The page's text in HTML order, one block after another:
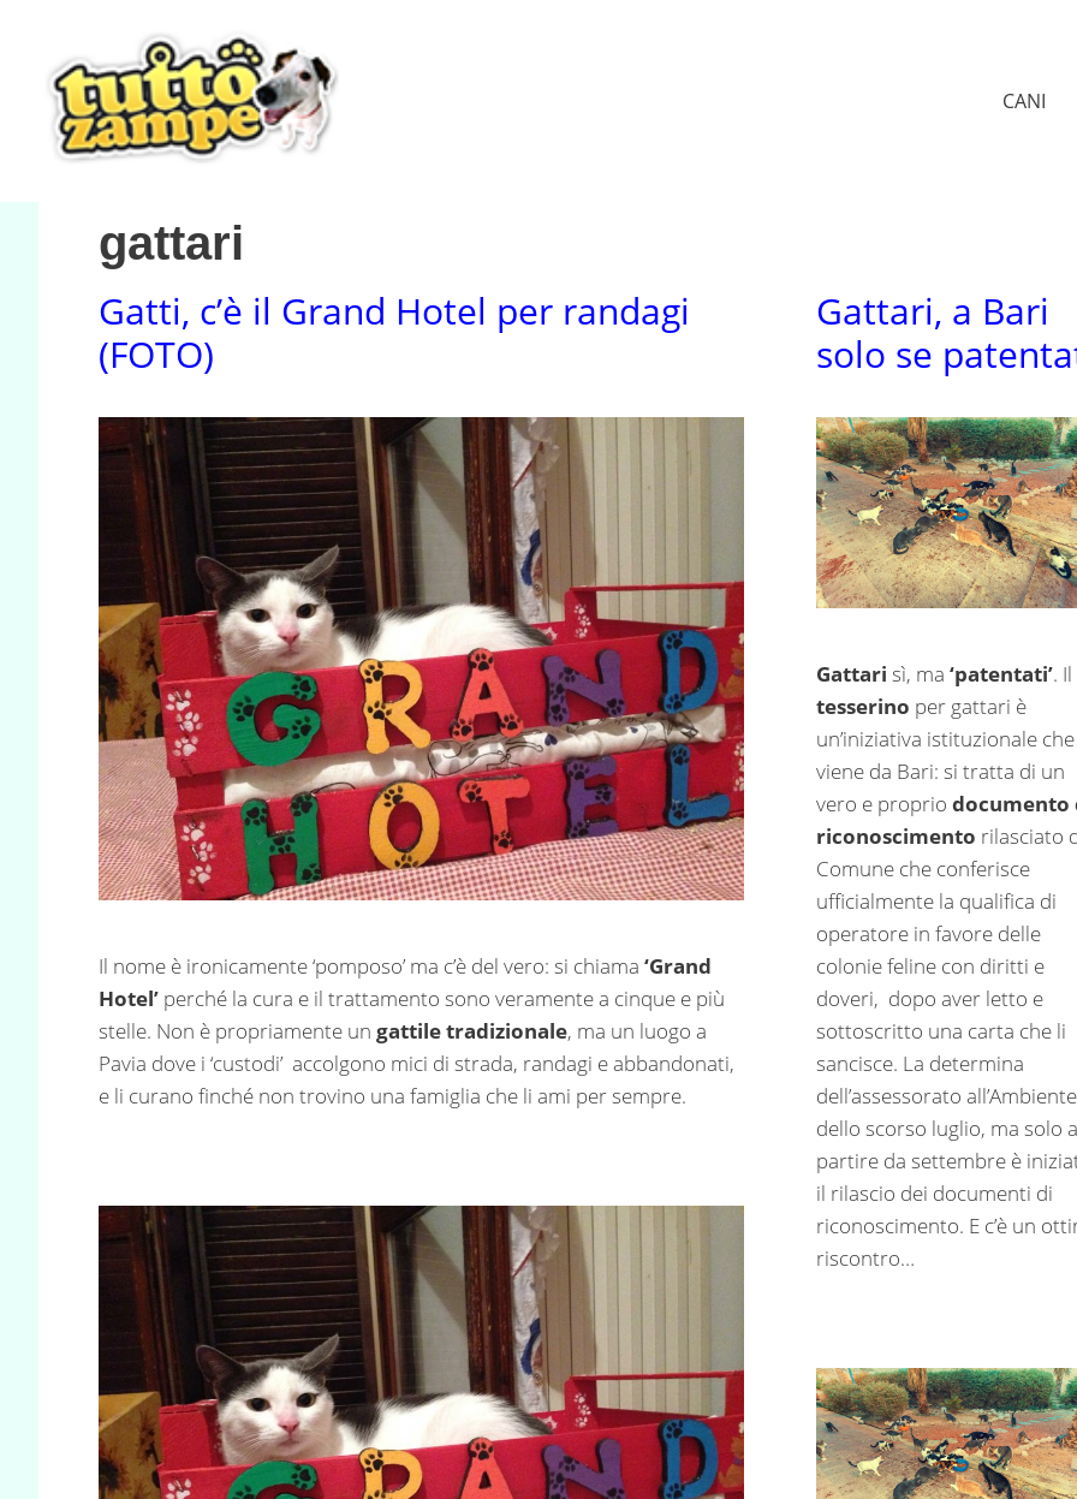
contenuto
CANI
gattari
Gatti, c’è il Grand Hotel per randagi
(FOTO)
Il nome è ironicamente ‘pomposo’ ma c’è del vero: si chiama ‘Grand
Hotel’ perché la cura e il trattamento sono veramente a cinque e più
stelle. Non è propriamente un gattile tradizionale, ma un luogo a
Pavia dove i ‘custodi’ accolgono mici di strada, randagi e abbandonati,
e li curano finché non trovino una famiglia che li ami per sempre.
Gattari, a Bari
solo se
Gattari sì, ma ‘patentati’. Il
tesserino per gattari è
un’iniziativa istituzionale che
viene da Bari: si tratta di un
vero e proprio documento
riconoscimento rilasciato
Comune che conferisce
ufficialmente la qualifica di
operatore in favore delle
colonie feline con diritti e
doveri, dopo aver letto e
sottoscritto una carta che li
sancisce. La determina
dell’assessorato
dello scorso luglio, ma solo a
partire da settembre è
il rilascio dei documenti di
riconoscimento. E c’è un
riscontro…